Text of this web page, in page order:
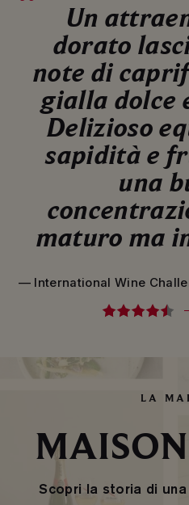
Un
dorato
note di
gialla dolce
Delizioso
sapidità e
una
maturo ma
— International Wine
LA
Scopri la storia di